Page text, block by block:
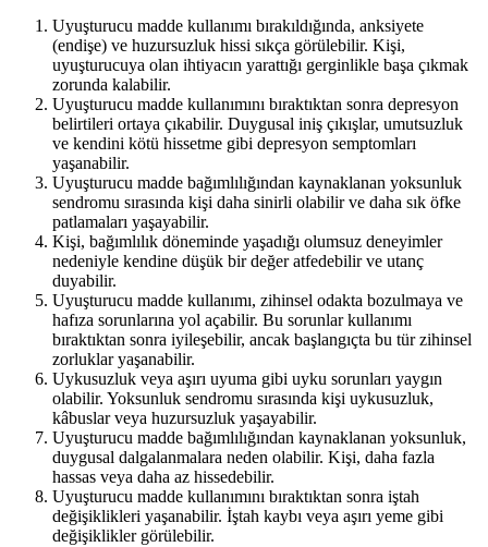
Uyuşturucu madde kullanımı bırakıldığında, anksiyete
(endişe) ve huzursuzluk hissi sıkça görülebilir. Kişi,
uyuşturucuya olan ihtiyacın yarattığı gerginlikle başa çıkmak
zorunda kalabilir.
Uyuşturucu madde kullanımını bıraktıktan sonra depresyon
belirtileri ortaya çıkabilir. Duygusal iniş çıkışlar, umutsuzluk
ve kendini kötü hissetme gibi depresyon semptomları
yaşanabilir.
Uyuşturucu madde bağımlılığından kaynaklanan yoksunluk
sendromu sırasında kişi daha sinirli olabilir ve daha sık öfke
patlamaları yaşayabilir.
Kişi, bağımlılık döneminde yaşadığı olumsuz deneyimler
nedeniyle kendine düşük bir değer atfedebilir ve utanç
duyabilir.
Uyuşturucu madde kullanımı, zihinsel odakta bozulmaya ve
hafıza sorunlarına yol açabilir. Bu sorunlar kullanımı
bıraktıktan sonra iyileşebilir, ancak başlangıçta bu tür zihinsel
zorluklar yaşanabilir.
Uykusuzluk veya aşırı uyuma gibi uyku sorunları yaygın
olabilir. Yoksunluk sendromu sırasında kişi uykusuzluk,
kâbuslar veya huzursuzluk yaşayabilir.
Uyuşturucu madde bağımlılığından kaynaklanan yoksunluk,
duygusal dalgalanmalara neden olabilir. Kişi, daha fazla
hassas veya daha az hissedebilir.
Uyuşturucu madde kullanımını bıraktıktan sonra iştah
değişiklikleri yaşanabilir. İştah kaybı veya aşırı yeme gibi
değişiklikler görülebilir.